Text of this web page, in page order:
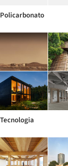
Policarbonato
Tecnologia